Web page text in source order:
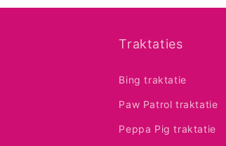
Traktaties
Bing traktatie
Paw Patrol traktatie
Peppa Pig traktatie